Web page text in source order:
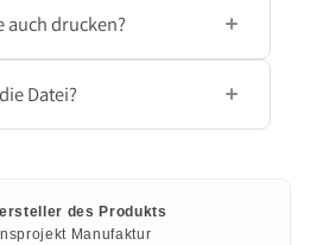
für WhatsApp,
Datum, Ort, Uhrzeit
Nachricht direkt in
ändern – ganz ohne
auch drucken?
hat eine hohe Auflösung
klassische Einladung
Datei?
du sie direkt teilen
des Produkts
Manufaktur